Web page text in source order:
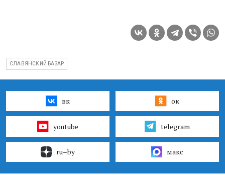
СЛАВЯНСКИЙ БАЗАР
вк ок
youtube telegram
ru–by макс